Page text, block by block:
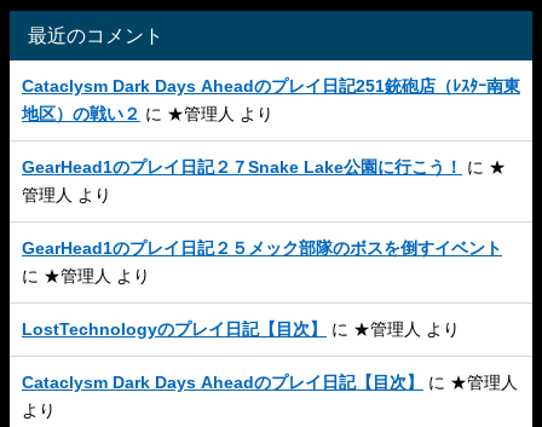
最近のコメント
Cataclysm Dark Days Aheadのプレイ日記251銃砲店（ﾚｽﾀｰ南東
地区）の戦い２ に ★管理人 より
GearHead1のプレイ日記２７Snake Lake公園に行こう！ に ★
管理人
より
GearHead1のプレイ日記２５メック部隊のボスを倒すイベント
に ★管理人 より
LostTechnologyのプレイ日記【目次】 に ★管理人 より
Cataclysm Dark Days Aheadのプレイ日記【目次】 に ★管理人
より